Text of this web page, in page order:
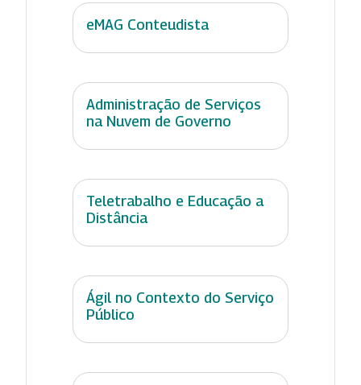
eMAG Conteudista
Administração de Serviços
na Nuvem de Governo
Teletrabalho e Educação a
Distância
Ágil no Contexto do Serviço
Público